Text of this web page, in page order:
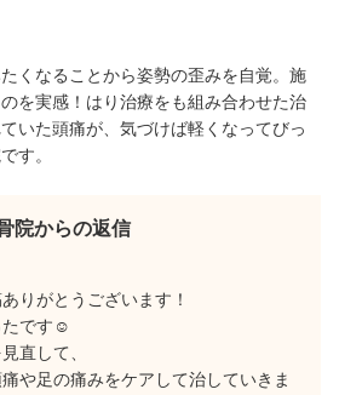
くなることから姿勢の歪みを自覚。施
を実感！はり治療をも組み合わせた治
いた頭痛が、気づけば軽くなってびっ
す。
院からの返信
りがとうございます！
たです☺
直して、
や足の痛みをケアして治していきま